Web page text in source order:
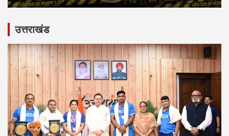
उत्तराखंड